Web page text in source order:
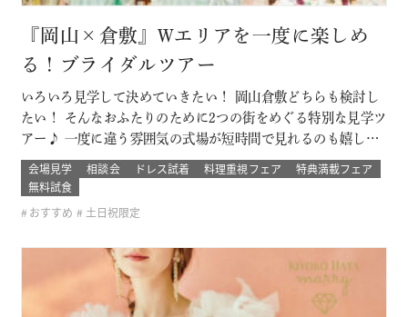
『岡山×倉敷』Wエリアを一度に楽しめ
る！ブライダルツアー
いろいろ見学して決めていきたい！ 岡山倉敷どちらも検討し
たい！ そんなおふたりのために2つの街をめぐる特別な見学ツ
アー♪ 一度に違う雰囲気の式場が短時間で見れるのも嬉しい
ポイント！ ブライダルデート楽しもう！ このフェアに含まれ
るコンテンツ SPECIAL BENEFITS HPからフェア予約された
ン…
会場見学 相談会 ドレス試着 料理重視フェア
特典満載フェア
無料試食
おすすめ
土日祝限定